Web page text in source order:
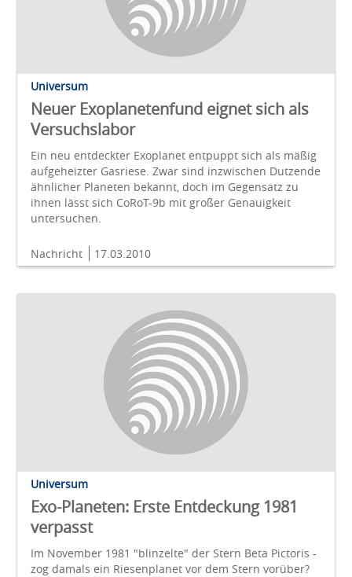
Universum
Neuer Exoplanetenfund eignet sich als
Versuchslabor
Ein neu entdeckter Exoplanet entpuppt sich als mäßig
aufgeheizter Gasriese. Zwar sind inzwischen Dutzende
ähnlicher Planeten bekannt, doch im Gegensatz zu
ihnen lässt sich CoRoT-9b mit großer Genauigkeit
untersuchen.
Nachricht 17.03.2010
Universum
Exo-Planeten: Erste Entdeckung 1981
verpasst
Im November 1981 "blinzelte" der Stern Beta Pictoris -
zog damals ein Riesenplanet vor dem Stern vorüber?